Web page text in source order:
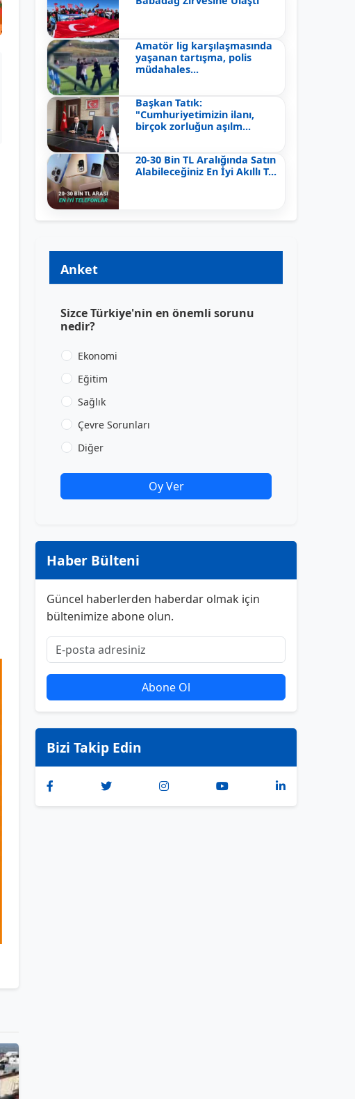
Amatör lig karşılaşmasında
yaşanan tartışma, polis
müdahales...
Başkan Tatık:
"Cumhuriyetimizin ilanı,
birçok zorluğun aşılm...
20-30 Bin TL Aralığında Satın
Alabileceğiniz En İyi Akıllı T...
Anket
Sizce Türkiye'nin en önemli sorunu
nedir?
Ekonomi
Eğitim
Sağlık
Çevre Sorunları
Diğer
Oy Ver
Haber Bülteni
Güncel haberlerden haberdar olmak için
bültenimize abone olun.
Abone Ol
Bizi Takip Edin